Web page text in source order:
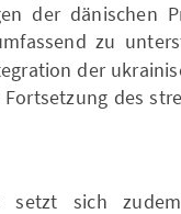
der dänischen
zu
der
des
setzt sich